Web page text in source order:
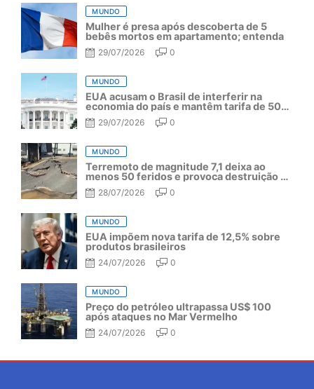
MUNDO
Mulher é presa após descoberta de 5
bebês mortos em apartamento; entenda
29/07/2026 0
MUNDO
EUA acusam o Brasil de interferir na
economia do país e mantêm tarifa de 50%
por mais um ano
29/07/2026 0
MUNDO
Terremoto de magnitude 7,1 deixa ao
menos 50 feridos e provoca destruição no
Japão
28/07/2026 0
MUNDO
EUA impõem nova tarifa de 12,5% sobre
produtos brasileiros
24/07/2026 0
MUNDO
Preço do petróleo ultrapassa US$ 100
após ataques no Mar Vermelho
24/07/2026 0